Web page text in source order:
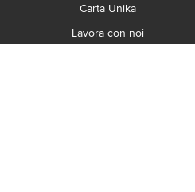
Carta Unika
Lavora con noi